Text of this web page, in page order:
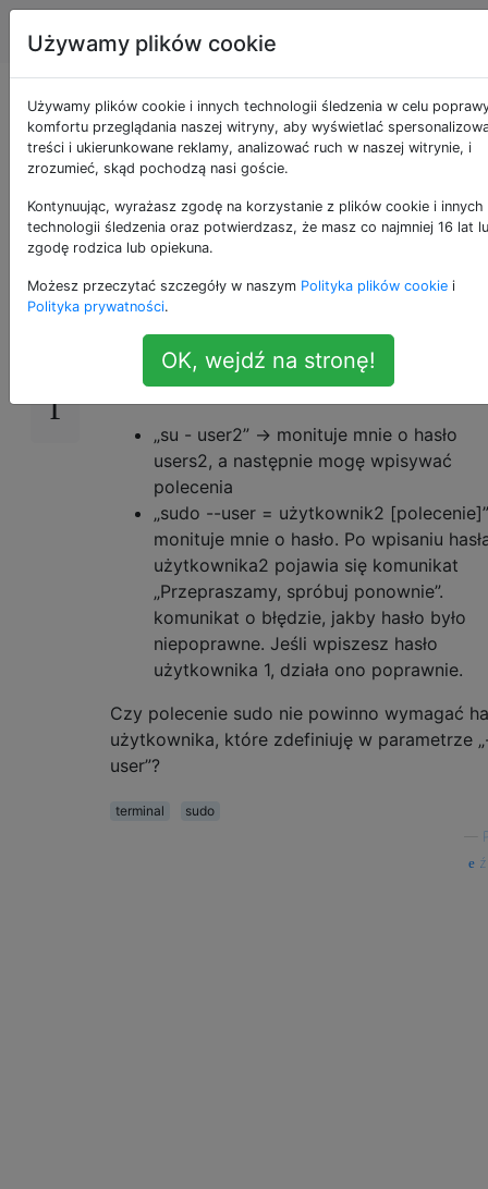
Apple Tagi
sudo vs su (jako
użytkownik inny niż
root)
10
Mój komputer ma użytkownika 1 i
Podczas gdy jestem zalogowany jako
użytkownik1, próbuję:
„su - user2” -> monituje mnie o hasło
users2, a następnie mogę wpisywać
polecenia
„sudo --user = użytkownik2
monituje mnie o hasło. Po wpisaniu
użytkownika2 pojawia się komunikat
„Przepraszamy, spróbuj ponownie”.
komunikat o błędzie, jakby hasło było
niepoprawne. Jeśli wpiszesz hasło
użytkownika 1, działa ono poprawnie.
Czy polecenie sudo nie powinno wymagać
użytkownika, które zdefiniuję w parametrze
user”?
terminal
sudo
Używamy plików cookie
Używamy plików cookie i innych technologii śledzenia w celu
komfortu przeglądania naszej witryny, aby wyświetlać
treści i ukierunkowane reklamy, analizować ruch w naszej witrynie, i
zrozumieć, skąd pochodzą nasi goście.
Kontynuując, wyrażasz zgodę na korzystanie z plików cookie i innych
technologii śledzenia oraz potwierdzasz, że masz co najmniej 16 lat
zgodę rodzica lub opiekuna.
Możesz przeczytać szczegóły w naszym Polityka plików cookie i
Polityka prywatności.
OK, wejdź na stronę!